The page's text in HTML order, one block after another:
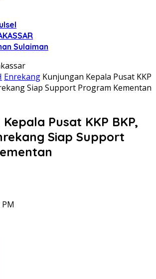
Sulaiman
Enrekang Kunjungan Kepala Pusat KKP
Siap Support Program Kementan
Pusat KKP BKP,
Siap Support